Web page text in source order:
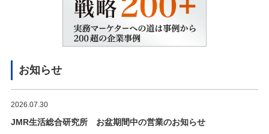
お知らせ
2026.07.30
JMR生活総合研究所 お盆期間中の営業のお知らせ